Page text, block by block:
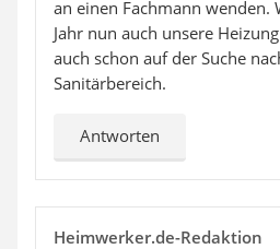
an einen Fachmann wenden.
Jahr nun auch unsere
auch schon auf der Suche
Sanitärbereich.
Antworten
Heimwerker.de-Redaktion